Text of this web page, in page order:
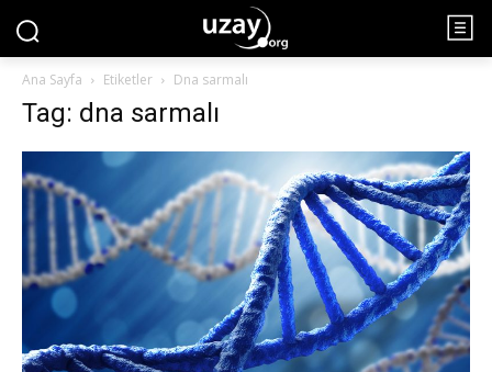
Ana Sayfa Etiketler Dna sarmalı
Tag: dna sarmalı